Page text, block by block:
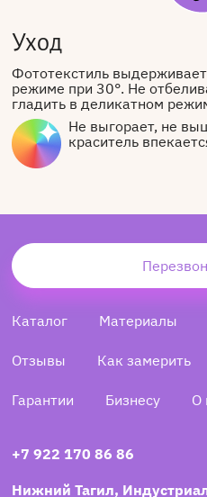
Уход
Фототекстиль
режиме при 30°. Не
гладить в деликатном
Не выгорает, не
краситель
Каталог Материалы
Отзывы Как замерить
Гарантии Бизнесу О
+7 922 170 86 86
Нижний Тагил,